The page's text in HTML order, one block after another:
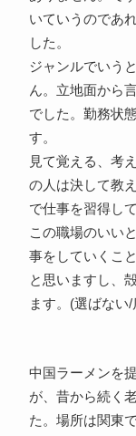
いていうのであ
した。
ジャンルでいう
ん。立地面から
でした。勤務状
す。
見て覚える、考
の人は決して教
で仕事を習得し
この職場のいい
事をしていくこ
と思いますし、
ます。(選ばない
中国ラーメンを
が、昔から続く
た。場所は関東